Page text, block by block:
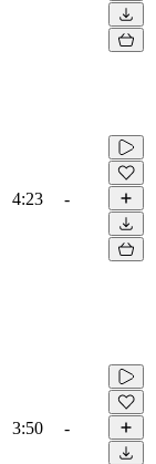
4:23 -
3:50 -